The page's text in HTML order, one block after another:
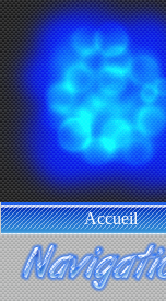
Accueil